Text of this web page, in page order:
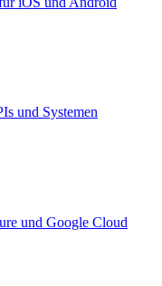
und Systemen
und Google Cloud